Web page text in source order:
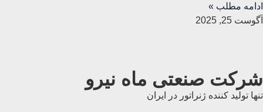
ادامه مطلب »
آگوست 25, 2025
شرکت صنعتی ماه نیرو
تنها تولید کننده ژنراتور در ایران